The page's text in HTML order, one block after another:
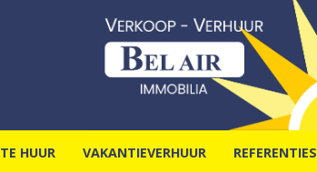
TE HUUR VAKANTIEVERHUUR REFERENTIES